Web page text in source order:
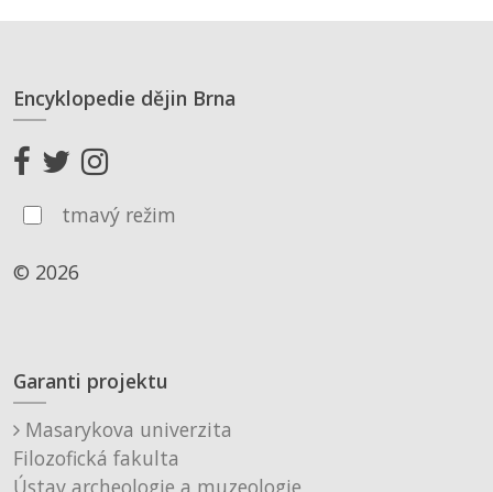
Encyklopedie dějin Brna
tmavý režim
© 2026
Garanti projektu
Masarykova univerzita
Filozofická fakulta
Ústav archeologie a muzeologie